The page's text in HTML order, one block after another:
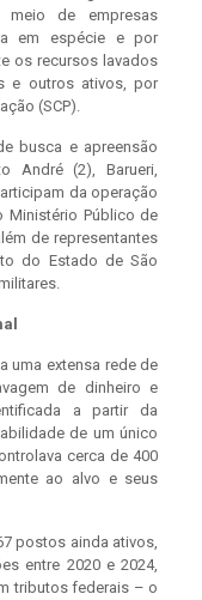
de empresas
em espécie e por
os recursos lavados
e outros ativos, por
(SCP).
busca e apreensão
André (2), Barueri,
da operação
Ministério Público de
de representantes
do Estado de São
uma extensa rede de
de dinheiro e
a partir da
de um único
cerca de 400
ao alvo e seus
postos ainda ativos,
entre 2020 e 2024,
tributos federais – o